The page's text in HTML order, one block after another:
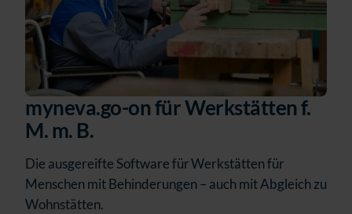
myneva.go-on für Werkstätten f.
M. m. B.
Die ausgereifte Software für Werkstätten für
Menschen mit Behinderungen – auch mit Abgleich zu
Wohnstätten.